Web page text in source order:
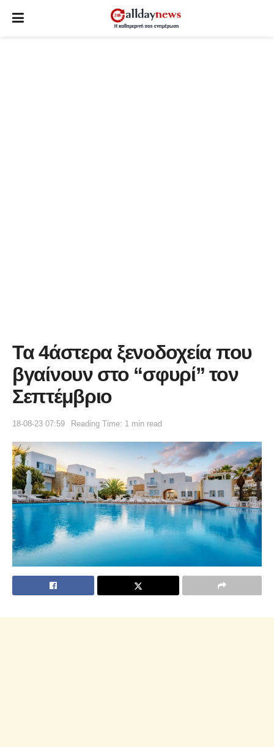
Τα 4άστερα ξενοδοχεία που
βγαίνουν στο “σφυρί” τον
Σεπτέμβριο
18-08-23 07:59 Reading Time: 1 min read